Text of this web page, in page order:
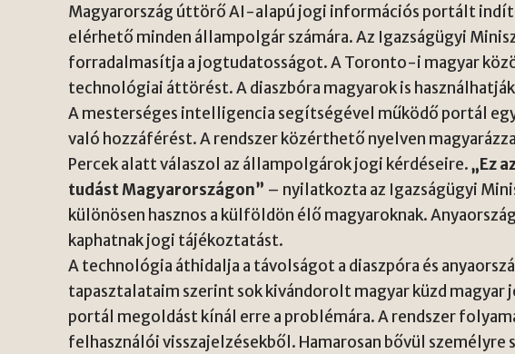
Magyarország úttörő AI-alapú jogi információs portált
elérhető minden állampolgár számára. Az Igazságügyi
forradalmasítja a jogtudatosságot. A Toronto-i magyar
technológiai áttörést. A diaszbóra magyarok is
A mesterséges intelligencia segítségével működő portál
való hozzáférést. A rendszer közérthető nyelven
Percek alatt válaszol az állampolgárok jogi kérdéseire.„Ez
tudást Magyarországon” – nyilatkozta az Igazságügyi
különösen hasznos a külföldön élő magyaroknak.
kaphatnak jogi tájékoztatást.
A technológia áthidalja a távolságot a diaszpóra és
tapasztalataim szerint sok kivándorolt magyar küzd magyar
portál megoldást kínál erre a problémára. A rendszer
felhasználói visszajelzésekből. Hamarosan bővül személyre